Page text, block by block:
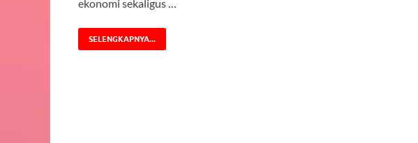
ekonomi sekaligus …
SELENGKAPNYA...